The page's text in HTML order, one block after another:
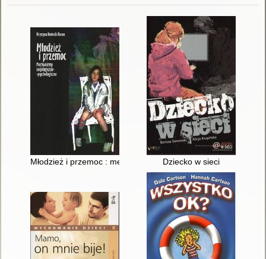
Młodzież i przemoc : mechanizmy socjologiczno-
Dziecko w sieci